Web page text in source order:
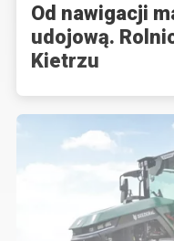
Od nawigacji
udojową.
Kietrzu